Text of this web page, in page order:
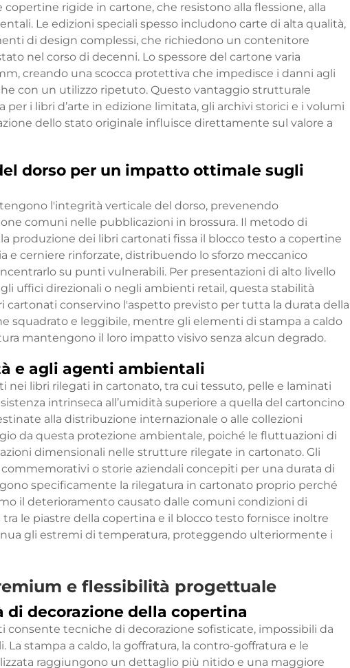
rigide in cartone, che resistono alla flessione, alla
Le edizioni speciali spesso includono carte di alta qualità,
di design complessi, che richiedono un contenitore
nel corso di decenni. Lo spessore del cartone varia
creando una scocca protettiva che impedisce i danni agli
con un utilizzo ripetuto. Questo vantaggio strutturale
per i libri d’arte in edizione limitata, gli archivi storici e i volumi
dello stato originale influisce direttamente sul valore a
dorso per un impatto ottimale sugli
l'integrità verticale del dorso, prevenendo
comuni nelle pubblicazioni in brossura. Il metodo di
produzione dei libri cartonati fissa il blocco testo a copertine
e cerniere rinforzate, distribuendo lo sforzo meccanico
su punti vulnerabili. Per presentazioni di alto livello
uffici direzionali o negli ambienti retail, questa stabilità
cartonati conservino l'aspetto previsto per tutta la durata della
squadrato e leggibile, mentre gli elementi di stampa a caldo
mantengono il loro impatto visivo senza alcun degrado.
e agli agenti ambientali
nei libri rilegati in cartonato, tra cui tessuto, pelle e laminati
intrinseca all’umidità superiore a quella del cartoncino
alla distribuzione internazionale o alle collezioni
da questa protezione ambientale, poiché le fluttuazioni di
dimensionali nelle strutture rilegate in cartonato. Gli
o storie aziendali concepiti per una durata di
specificamente la rilegatura in cartonato proprio perché
il deterioramento causato dalle comuni condizioni di
tra le piastre della copertina e il blocco testo fornisce inoltre
gli estremi di temperatura, proteggendo ulteriormente i
e flessibilità progettuale
decorazione della copertina
consente tecniche di decorazione sofisticate, impossibili da
La stampa a caldo, la goffratura, la contro-goffratura e le
raggiungono un dettaglio più nitido e una maggiore